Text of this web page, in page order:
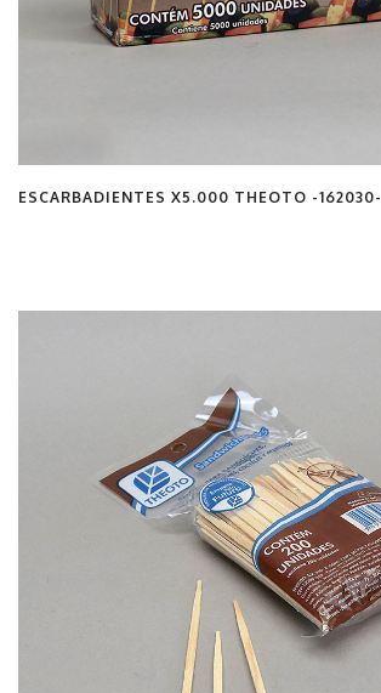
ESCARBADIENTES X5.000 THEOTO -162030-